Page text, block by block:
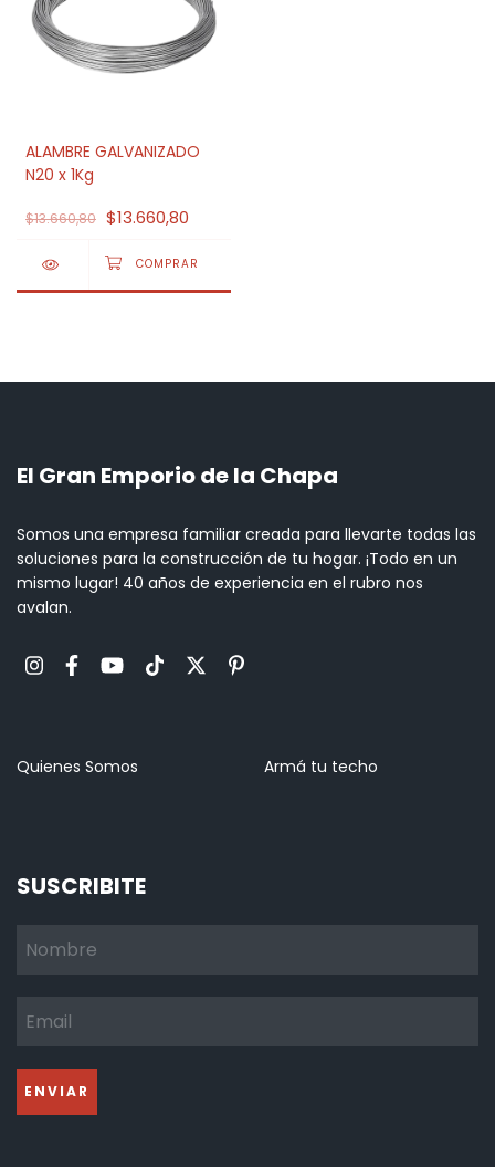
ALAMBRE GALVANIZADO
N20 x 1Kg
$13.660,80 $13.660,80
El Gran Emporio de la Chapa
Somos una empresa familiar creada para llevarte todas las
soluciones para la construcción de tu hogar. ¡Todo en un
mismo lugar! 40 años de experiencia en el rubro nos
avalan.
Quienes Somos Armá tu techo
SUSCRIBITE